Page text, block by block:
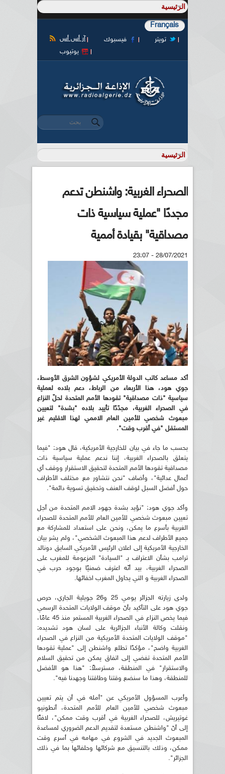
Français
آر أس أس فيسبوك
تويتر
يوتيوب
استمارة البحث
‏بحث ‏
الصحراء الغربية: واشنطن تدعم
مجددًا "عملية سياسية ذات
مصداقية" بقيادة أممية
28/07/2021 - 23:07
أكد مساعد كاتب الدولة الأمريكي لشؤون الشرق الأوسط،
جوي هود، هذا الأربعاء من الرباط، دعم بلاده لعملية
سياسية "ذات مصداقية" تقودها الأمم المتحدة لحلّ النزاع
في الصحراء الغربية، مجدّدًا تأييد بلاده "بشدة" لتعيين
مبعوث شخصي للأمين العام الاممي لهذا الاقليم غير
المستقل "في أقرب وقت".
بحسب ما جاء في بيان للخارجية الأمريكية، قال هود: "فيما
يتعلق بالصحراء الغربية، إننا ندعم عملية سياسية ذات
مصداقية تقودها الأمم المتحدة لتحقيق الاستقرار ووقف أي
أعمال عدائية"، وأضاف "نحن نتشاور مع مختلف الأطراف
حول أفضل السبل لوقف العنف وتحقيق تسوية دائمة".
وأكد جوي هود: "نؤيد بشدة جهود الامم المتحدة من أجل
تعيين مبعوث شخصي للأمين العام للأمم المتحدة للصحراء
الغربية بأسرع ما يمكن، ونحن على استعداد للمشاركة مع
جميع الأطراف لدعم هذا المبعوث الشخصي"، ولم يشر بيان
الخارجية الأمريكية إلى اعلان الرئيس الأمريكي السابق دونالد
ترامب بشأن الاعتراف بـ "السيادة" المزعومة للمغرب على
الصحراء الغربية، بيد أنّه اعترف ضمنيًا بوجود حرب في
الصحراء الغربية و التي يحاول المغرب اخفائها.
ولدى زيارته الجزائر يومي 25 و26 جويلية الجاري، حرص
جوي هود على التأكيد بأنّ موقف الولايات المتحدة الرسمي
فيما يخص النزاع في الصحراء الغربية المستمر منذ 45 عامًا،
ونقلت وكالة الأنباء الجزائرية على لسان هود تشديده:
"موقف الولايات المتحدة الأمريكية من النزاع في الصحراء
الغربية واضح"، مؤكدًا تطلع واشنطن إلى "عملية تقودها
الأمم المتحدة تفضي إلى اتفاق يمكن من تحقيق السلام
والاستقرار" في المنطقة، مسترسلاً: "هذا هو الأفضل
للمنطقة، وهذا ما سنضع وقتنا وطاقتنا وجهدنا فيه".
وأعرب المسؤول الأمريكي عن "أمله في أن يتم تعيين
مبعوث شخصي للأمين العام للأمم المتحدة، أنطونيو
غوتيريش، للصحراء الغربية في أقرب وقت ممكن"، لافتًا
إلى أنّ "واشنطن مستعدة لتقديم الدعم الضروري لمساعدة
المبعوث الجديد في الشروع في مهامه في أسرع وقت
ممكن، وذلك بالتنسيق مع شركائها وحلفائها بما في ذلك
الجزائر".